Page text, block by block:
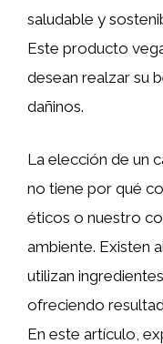
saludable y
Este producto
desean realzar su
dañinos.
La elección de un
no tiene por qué
éticos o nuestro
ambiente. Existen
utilizan
ofreciendo
En este artículo,